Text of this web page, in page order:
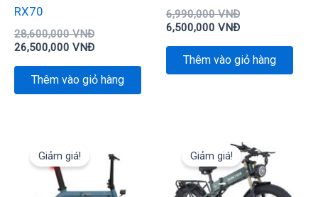
RX70
28,600,000VNĐ
26,500,000 VNĐ
Thêm vào giỏ hàng
6,990,000VNĐ
6,500,000 VNĐ
Thêm vào giỏ hàng
Giảm giá!
18,900,000 VNĐ.
17,900,000 VNĐ.
Giảm giá!
gốc
là:
32,900,000
hiện
tại
là:
30,000,000